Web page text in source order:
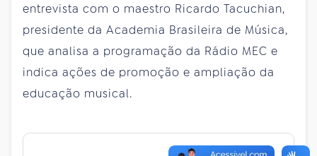
entrevista com o maestro Ricardo Tacuchian,
presidente da Academia Brasileira de Música,
que analisa a programação da Rádio MEC e
indica ações de promoção e ampliação da
educação musical.